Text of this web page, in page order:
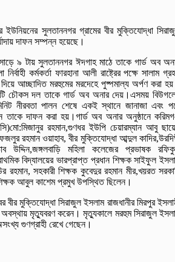
ইউনিয়নের সুলতাননগর গ্রামের বীর মুক্তিযোদ্ধা
দাফন সম্পন্ন হয়েছে।
৯ টায় সুলতাননগর ঈদগাহ মাঠে তাকে গার্ড অব
কর্মকর্তা ফারহানা আলী রাষ্ট্রের পক্ষে সালাম
আচ্ছাদিত মরহুমের মরদেহে পুষ্পমাল্য অর্পণ করা
চৌকস দল তাকে গার্ড অব অনার দেয়।এসময়
নীরবতা পালন শেষে একই স্থানে জানাজা এবং
তাকে দাফন করা হয়।গার্ড অব অনার অনুষ্ঠানে
রহমান,গুণধর ইউপি চেয়ারম্যান আবু
রহমান ওয়াহাব, বীর মুক্তিযোদ্ধা আব্দুল
উদ্দিন,জঙ্গলবাড়ি মহিলা কলেজের প্রভাষক
বিদ্যালয়ের ভারপ্রাপ্ত প্রধান শিক্ষক সাইফুল
রহমান, সহকারী শিক্ষক কুবেদুর রহমান মীর,খয়রত
আবুল কাশেম প্রমুখ উপস্থিত ছিলেন।
মুক্তিযোদ্ধা সিরাজুল ইসলাম রাজধানীর মিরপুর
অবস্থায় মৃত্যুবরণ করেন। মৃত্যুকালে মরহুম সিরাজুল
গুণগ্রাহী রেখে গেছেন।